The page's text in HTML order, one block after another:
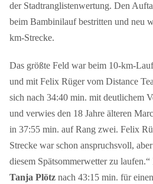
der Stadtranglistenwertung. Den
beim Bambinilauf bestritten und neu
km-Strecke.
Das größte Feld war beim 10-km-
und mit Felix Rüger vom Distance
sich nach 34:40 min. mit deutlichem
und verwies den 18 Jahre älteren
in 37:55 min. auf Rang zwei. Felix
Strecke war schon anspruchsvoll,
diesem Spätsommerwetter zu
Tanja Plötznach 43:15 min. für